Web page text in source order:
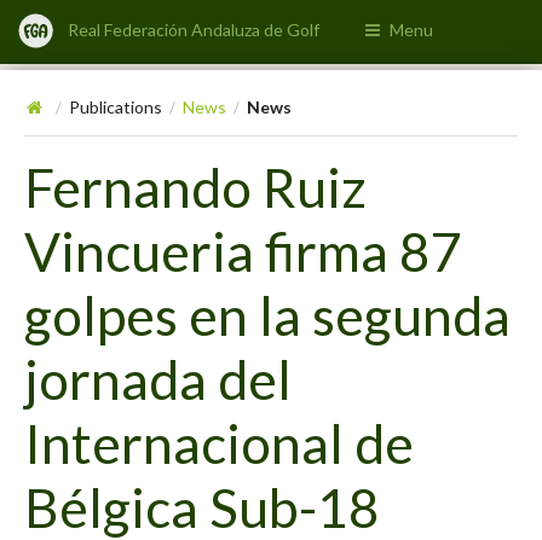
Real Federación Andaluza de Golf Menu
/ Publications / News / News
Fernando Ruiz
Vincueria firma 87
golpes en la segunda
jornada del
Internacional de
Bélgica Sub-18